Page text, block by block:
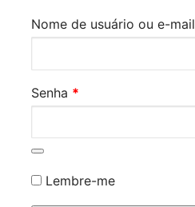
Nome de usuário ou e-mail
Senha *
Lembre-me